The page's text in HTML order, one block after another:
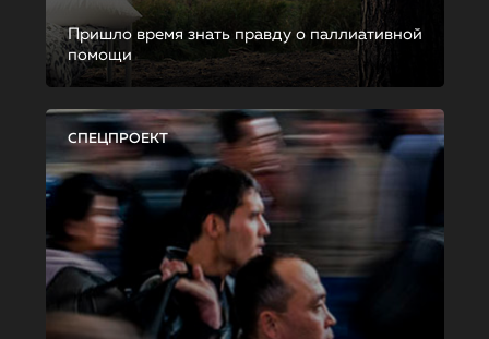
Пришло время знать правду о паллиативной
помощи
СПЕЦПРОЕКТ